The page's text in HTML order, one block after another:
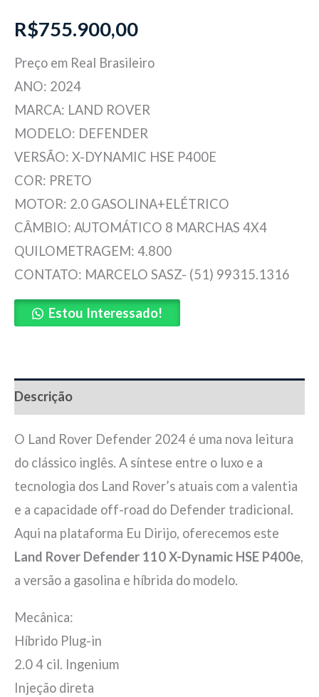
R$755.900,00
Preço em Real Brasileiro
ANO: 2024
MARCA: LAND ROVER
MODELO: DEFENDER
VERSÃO: X-DYNAMIC HSE P400E
COR: PRETO
MOTOR: 2.0 GASOLINA+ELÉTRICO
CÂMBIO: AUTOMÁTICO 8 MARCHAS 4X4
QUILOMETRAGEM: 4.800
CONTATO: MARCELO SASZ- (51) 99315.1316
Estou Interessado!
Descrição
O Land Rover Defender 2024 é uma nova leitura
do clássico inglês. A síntese entre o luxo e a
tecnologia dos Land Rover’s atuais com a valentia
e a capacidade off-road do Defender tradicional.
Aqui na plataforma Eu Dirijo, oferecemos este
Land Rover Defender 110 X-Dynamic HSE P400e,
a versão a gasolina e híbrida do modelo.
Mecânica:
Híbrido Plug-in
2.0 4 cil. Ingenium
Injeção direta